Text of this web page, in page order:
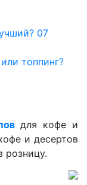
07
топпинг?
для кофе и
и десертов
розницу.